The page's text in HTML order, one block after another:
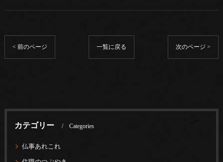
< 前のページ 一覧に戻る 次のページ >
カテゴリー Categories
仏事あれこれ